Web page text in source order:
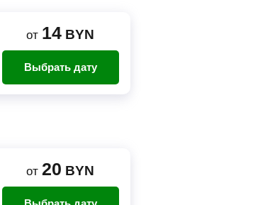
от 14 BYN
Выбрать дату
от20 BYN